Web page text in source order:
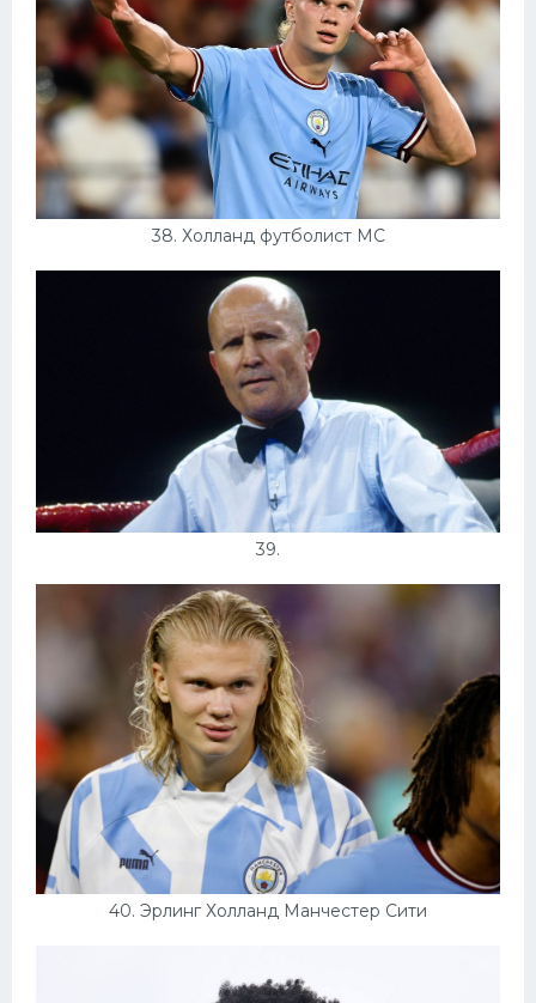
38. Холланд футболист МС
39.
40. Эрлинг Холланд Манчестер Сити